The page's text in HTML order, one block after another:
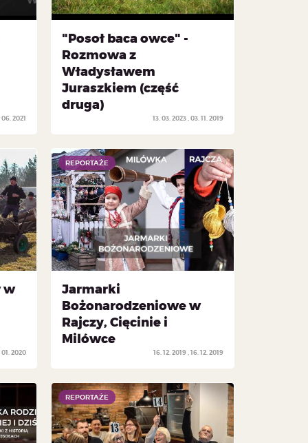
06. 2021
"Posoł baca owce" -
Rozmowa z
Władysławem
Juraszkiem (część
druga)
13. 03. 2023 03. 11. 2019
w
01. 2020
Jarmarki
Bożonarodzeniowe w
Rajczy, Cięcinie i
Milówce
REPORTAŻE
16. 12. 2019 16. 12. 2019
REPORTAŻE
REPORTAŻE
REPORTAŻE